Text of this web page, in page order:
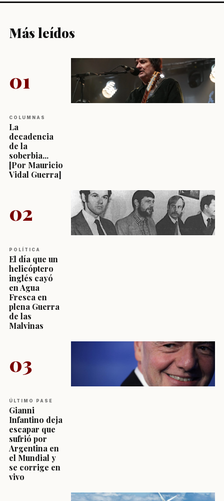
Más leídos
01
COLUMNAS
La
decadencia
de la
soberbia...
[Por Mauricio
Vidal Guerra]
02
POLÍTICA
El día que un
helicóptero
inglés cayó
en Agua
Fresca en
plena Guerra
de las
Malvinas
03
ÚLTIMO PASE
Gianni
Infantino deja
escapar que
sufrió por
Argentina en
el Mundial y
se corrige en
vivo